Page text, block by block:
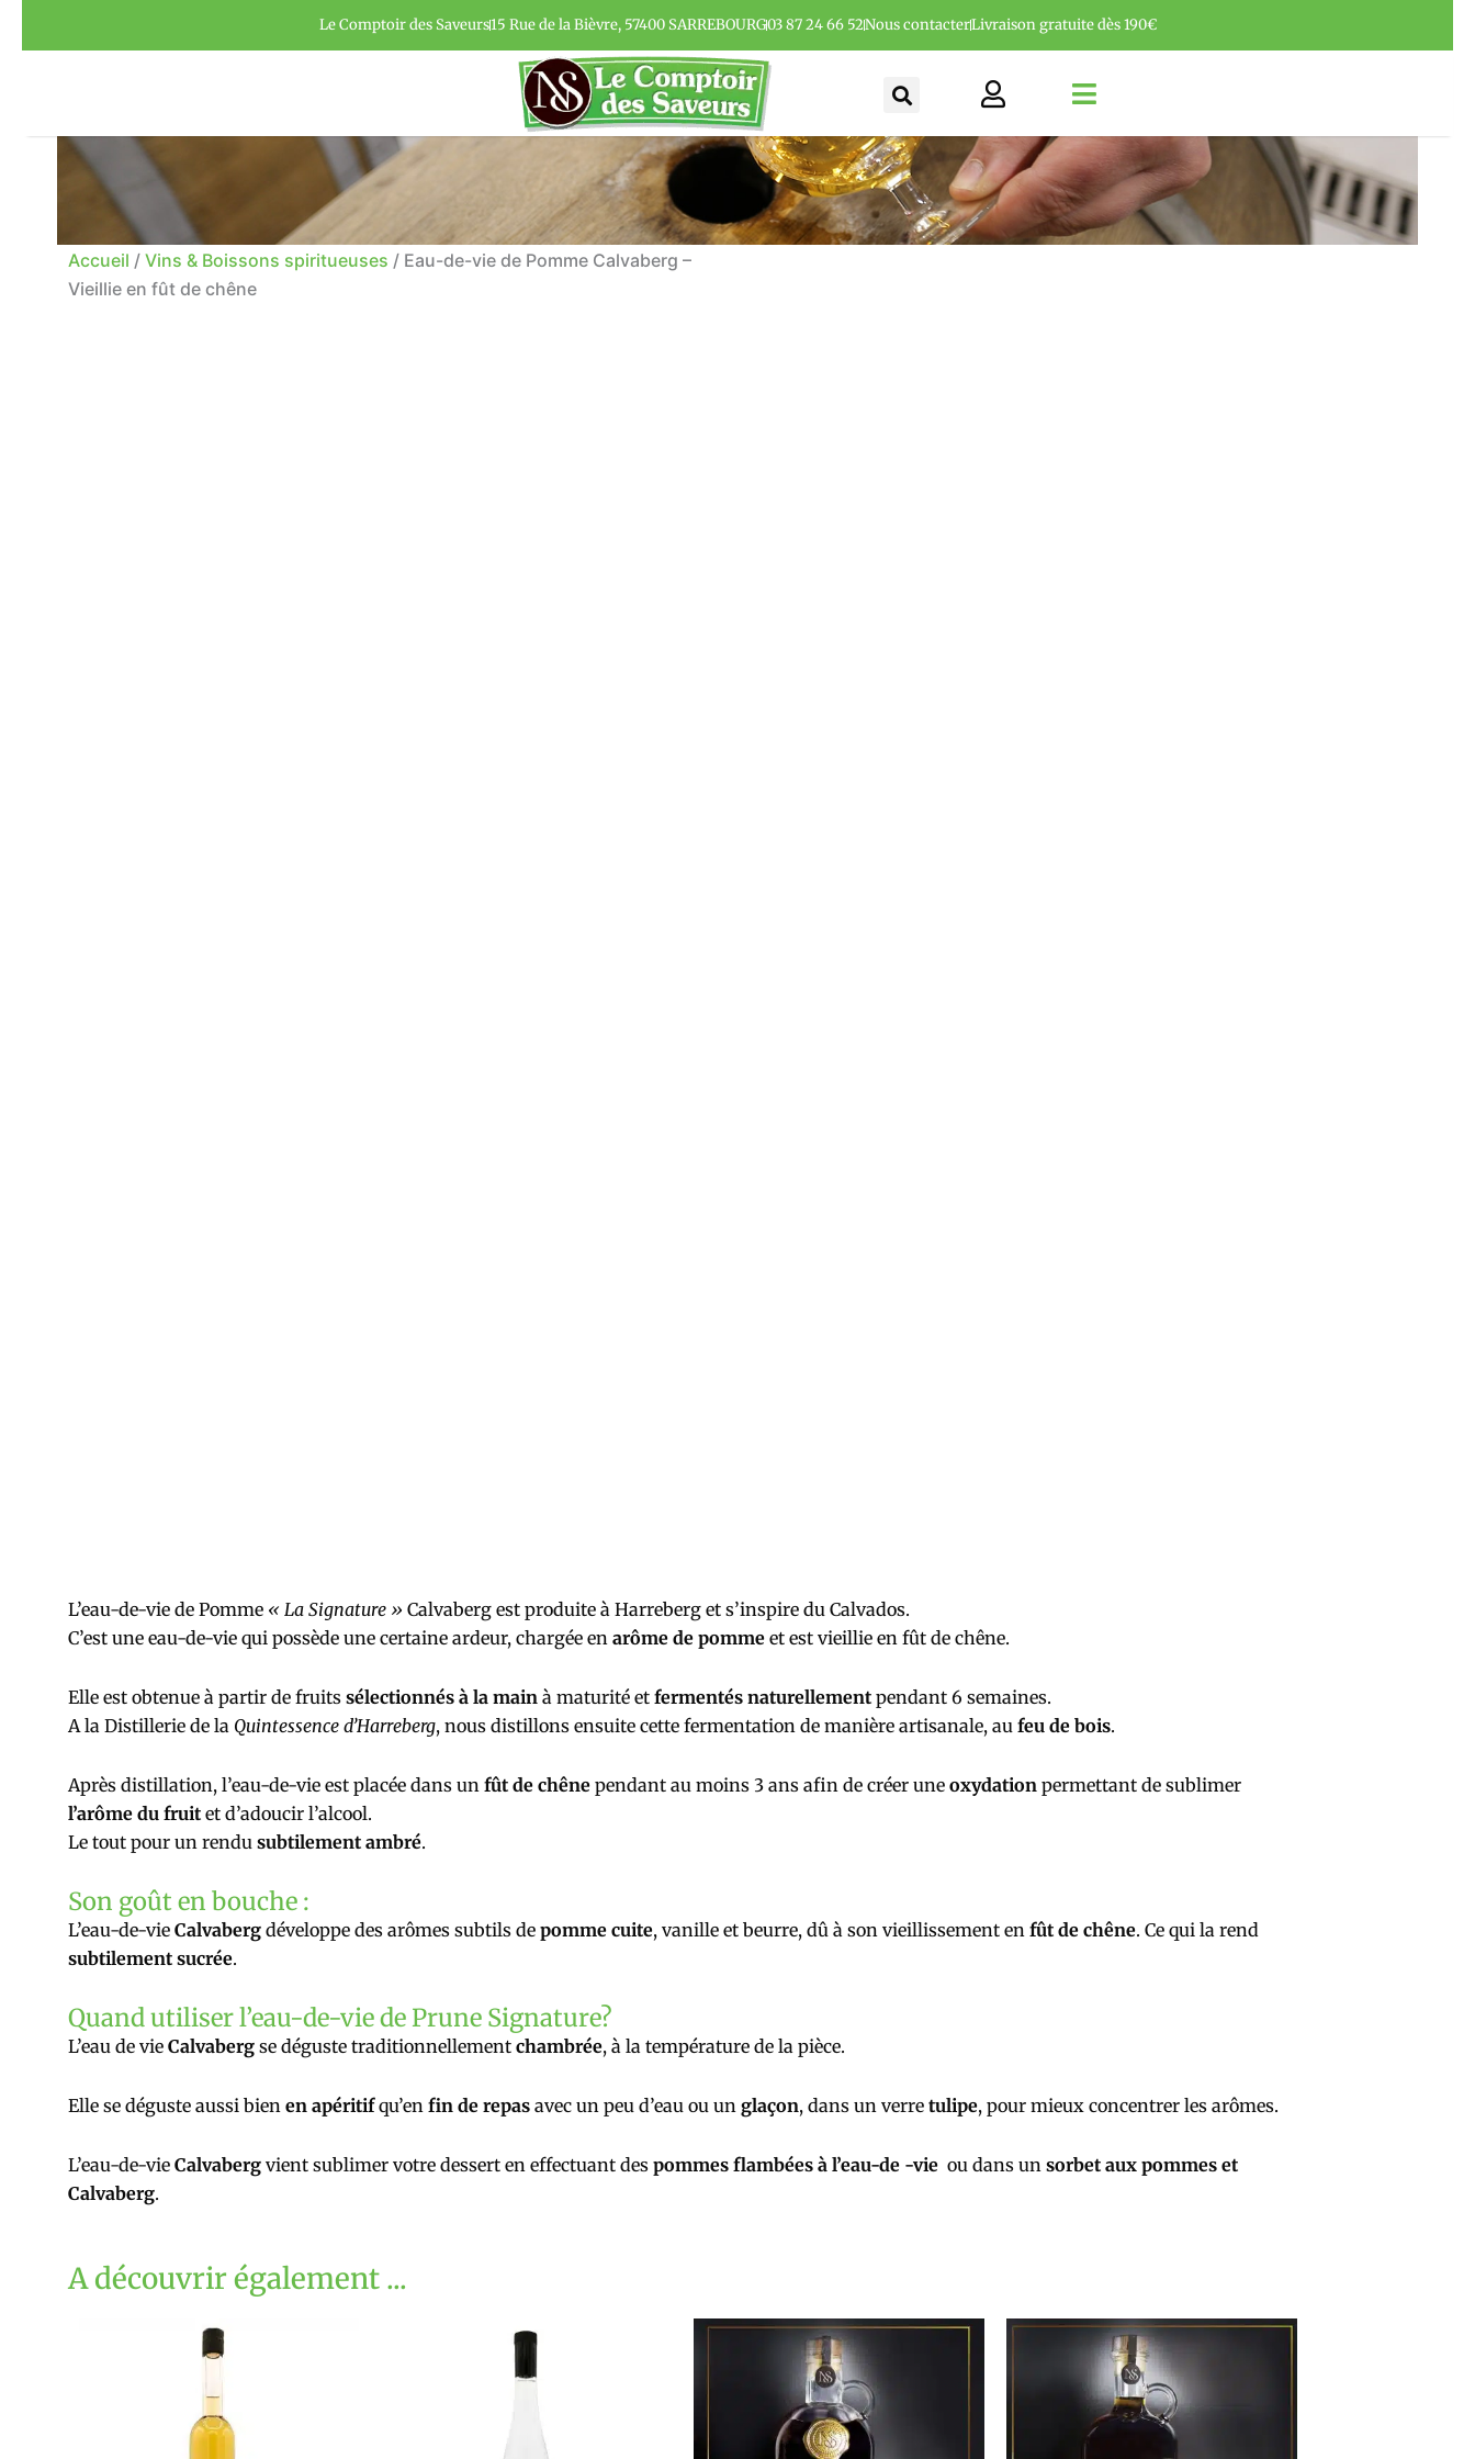
Le Comptoir des Saveurs15 Rue de la Bièvre, 57400 SARREBOURG03 87 24 66 52Nous contacterLivraison gratuite dès 190€
Accueil / Vins & Boissons spiritueuses / Eau-de-vie de Pomme Calvaberg –
Vieillie en fût de chêne
L’eau-de-vie de Pomme « La Signature » Calvaberg est produite à Harreberg et s’inspire du Calvados.
C’est une eau-de-vie qui possède une certaine ardeur, chargée en arôme de pomme et est vieillie en fût de chêne.
Elle est obtenue à partir de fruits sélectionnés à la main à maturité et fermentés naturellement pendant 6 semaines.
A la Distillerie de la Quintessence d’Harreberg, nous distillons ensuite cette fermentation de manière artisanale, au feu de bois.
Après distillation, l’eau-de-vie est placée dans un fût de chêne pendant au moins 3 ans afin de créer une oxydation permettant de sublimer
l’arôme du fruit et d’adoucir l’alcool.
Le tout pour un rendu subtilement ambré.
Son goût en bouche :
L’eau-de-vie Calvaberg développe des arômes subtils de pomme cuite, vanille et beurre, dû à son vieillissement en fût de chêne. Ce qui la rend
subtilement sucrée.
Quand utiliser l’eau-de-vie de Prune Signature?
L’eau de vie Calvaberg se déguste traditionnellement chambrée, à la température de la pièce.
Elle se déguste aussi bien en apéritifqu’en fin de repas avec un peu d’eau ou un glaçon, dans un verre tulipe, pour mieux concentrer les arômes.
L’eau-de-vie Calvaberg vient sublimer votre dessert en effectuant des pommes flambées à l’eau-de -vie ou dans un sorbet aux pommes et
Calvaberg.
A découvrir également ...
variations.